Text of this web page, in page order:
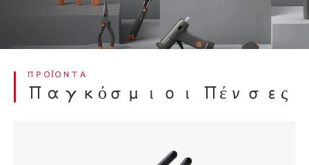
ΠΡΟΪΌΝΤΑ
Παγκόσμιοι Πένσες